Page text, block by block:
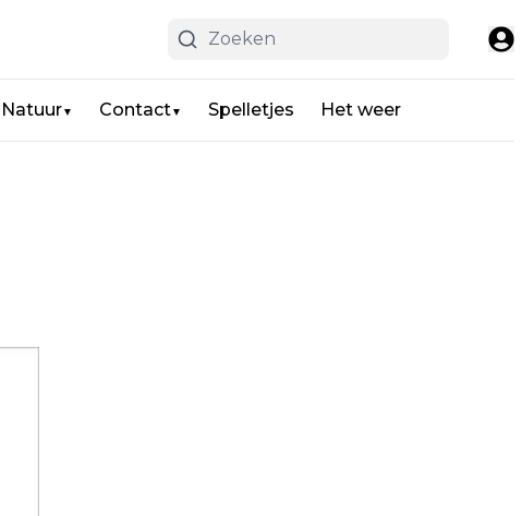
Natuur▼ Contact▼ Spelletjes Het weer